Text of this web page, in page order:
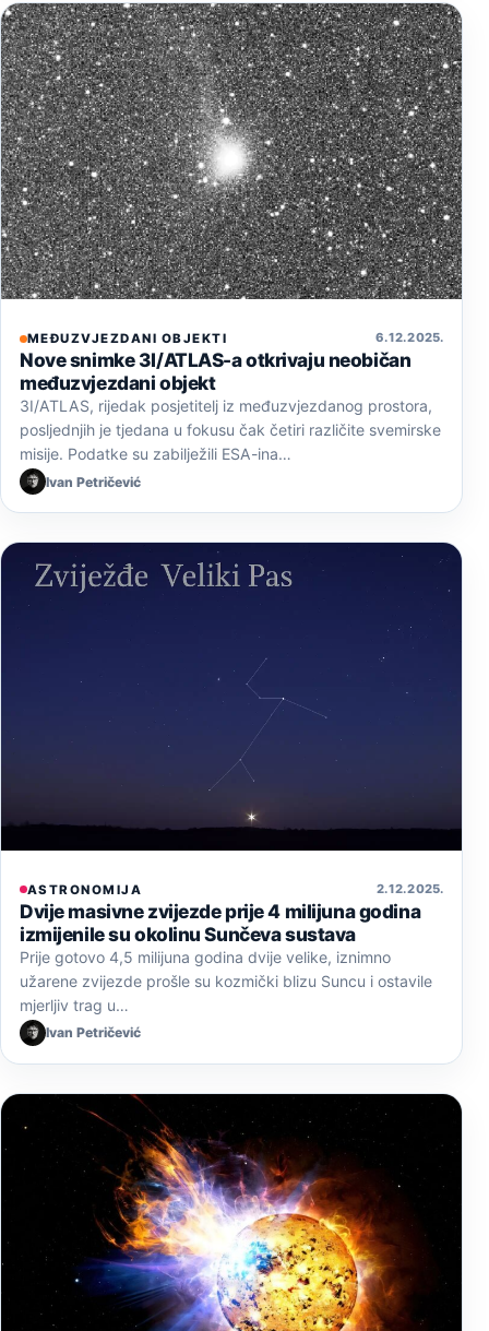
MEĐUZVJEZDANI OBJEKTI 6. 12. 2025.
Nove snimke 3I/ATLAS-a otkrivaju neobičan
međuzvjezdani objekt
3I/ATLAS, rijedak posjetitelj iz međuzvjezdanog prostora,
posljednjih je tjedana u fokusu čak četiri različite svemirske
misije. Podatke su zabilježili ESA-ina…
Ivan Petričević
ASTRONOMIJA 2. 12. 2025.
Dvije masivne zvijezde prije 4 milijuna godina
izmijenile su okolinu Sunčeva sustava
Prije gotovo 4,5 milijuna godina dvije velike, iznimno
užarene zvijezde prošle su kozmički blizu Suncu i ostavile
mjerljiv trag u…
Ivan Petričević